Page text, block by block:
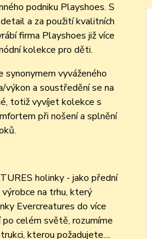
podniku Playshoes. S
a za použití kvalitních
firma Playshoes již více
kolekce pro děti.
synonymem vyváženého
výkon a soustředění se na
totiž vyvíjet kolekce s
při nošení a splnění
holinky - jako přední
na trhu, který
Evercreatures do více
celém světě, rozumíme
kterou požadujete....